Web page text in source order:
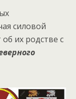
силовой
их родстве с